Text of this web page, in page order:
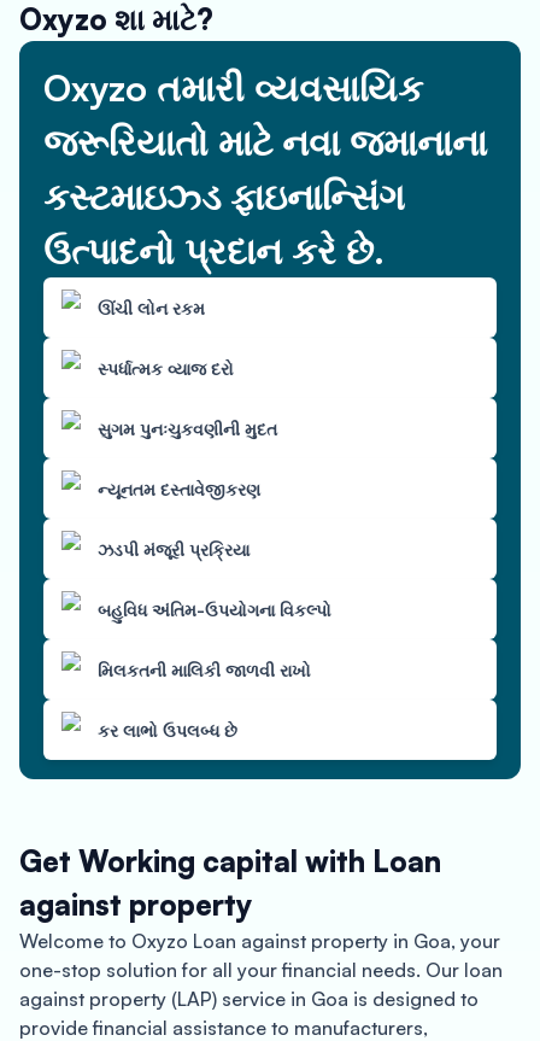
Oxyzo શા માટે?
Oxyzo તમારી વ્યવસાયિક
જરૂરિયાતો માટે નવા જમાનાના
કસ્ટમાઇઝ્ડ ફાઇનાન્સિંગ
ઉત્પાદનો પ્રદાન કરે છે.
ઊંચી લોન રકમ
સ્પર્ધાત્મક વ્યાજ દરો
સુગમ પુનઃચુકવણીની મુદત
ન્યૂનતમ દસ્તાવેજીકરણ
ઝડપી મંજૂરી પ્રક્રિયા
બહુવિધ અંતિમ-ઉપયોગના વિકલ્પો
મિલકતની માલિકી જાળવી રાખો
કર લાભો ઉપલબ્ધ છે
Get Working capital with Loan
against property
Welcome to Oxyzo Loan against property in Goa, your
one-stop solution for all your financial needs. Our loan
against property (LAP) service in Goa is designed to
provide financial assistance to manufacturers,